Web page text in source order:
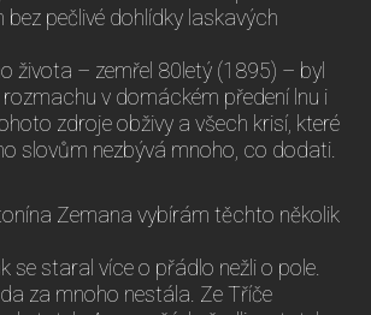
pečlivé dohlídky laskavých
života – zemřel 80letý (1895) – byl
v domáckém předení lnu i
zdroje obživy a všech krisí, které
slovům nezbývá mnoho, co dodati.
Zemana vybírám těchto několik
se staral více o přádlo nežli o pole.
za mnoho nestála. Ze Tříče